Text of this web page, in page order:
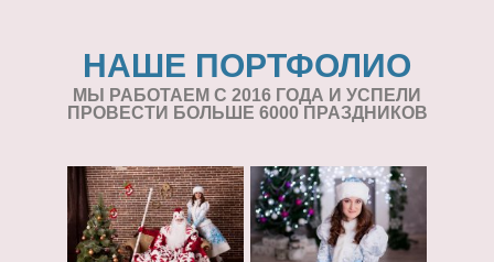
НАШЕ ПОРТФОЛИО
МЫ РАБОТАЕМ С 2016 ГОДА И УСПЕЛИ
ПРОВЕСТИ БОЛЬШЕ 6000 ПРАЗДНИКОВ